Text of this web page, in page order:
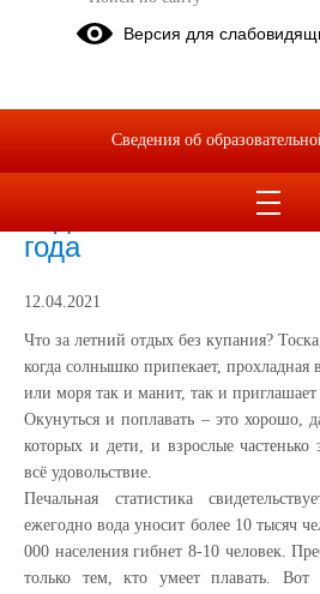
В летний период года
безопасности жизни
водных объектах в
года
12.04.2021
Что за летний отдых без купания?
когда солнышко припекает, прохладная
или моря так и манит, так и приглашает
Окунуться и поплавать – это хорошо,
которых и дети, и взрослые частенько
всё удовольствие.
Печальная статистика
ежегодно вода уносит более 10 тысяч
000 населения гибнет 8-10 человек.
только тем, кто умеет плавать.
Версия для
Сведения об